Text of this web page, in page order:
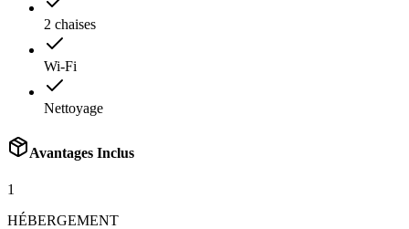
2 chaises
Wi-Fi
Nettoyage
Avantages Inclus
1
HÉBERGEMENT